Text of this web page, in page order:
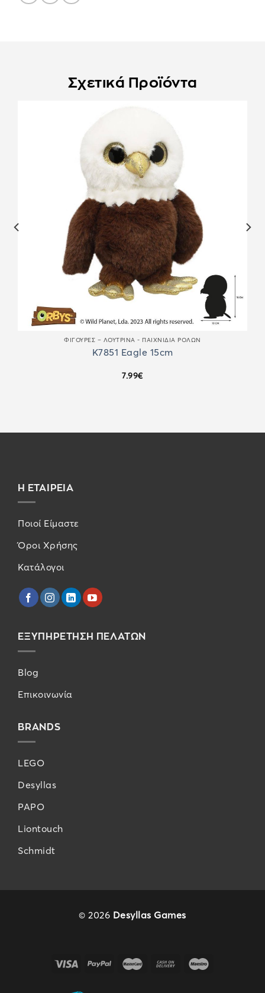
Σχετικά Προϊόντα
ΦΙΓΟΎΡΕΣ – ΛΟΎΤΡΙΝΑ - ΠΑΙΧΝΊΔΙΑ ΡΌΛΩΝ
K7851 Eagle 15cm
7.99€
Η ΕΤΑΙΡΕΙΑ
Ποιοί Είμαστε
Όροι Χρήσης
Κατάλογοι
ΕΞΥΠΗΡΕΤΗΣΗ ΠΕΛΑΤΩΝ
Blog
Επικοινωνία
BRANDS
LEGO
Desyllas
PAPO
Liontouch
Schmidt
© 2026 Desyllas Games